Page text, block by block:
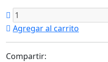
Agregar al carrito
Compartir: